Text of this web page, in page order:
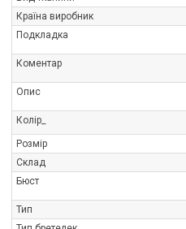
Країна виробник
Подкладка
Коментар
Опис
Колір_
Розмір
Склад
Бюст
Тип